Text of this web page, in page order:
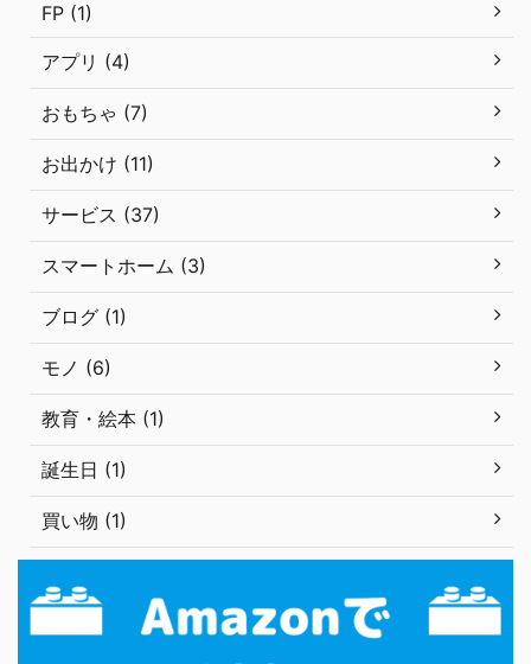
FP (1)
アプリ (4)
おもちゃ (7)
お出かけ (11)
サービス (37)
スマートホーム (3)
ブログ (1)
モノ (6)
教育・絵本 (1)
誕生日 (1)
買い物 (1)